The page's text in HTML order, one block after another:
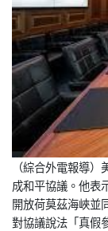
（綜合外電報導
成和平協議。他表
開放荷莫茲海峽並
對協議說法「真假